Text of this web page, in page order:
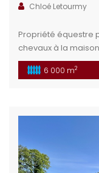
Chloé Letourmy
Propriété équestre
chevaux à la
département de la
Aquitaine, France
Saint-Savin, La
6 000 m2